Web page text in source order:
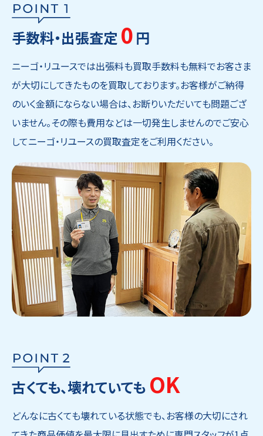
手数料・出張査定 0 円
ニーゴ・リユースでは出張料も買取手数料も無料でお客さま
が大切にしてきたものを買取しております。お客様がご納得
のいく金額にならない場合は、お断りいただいても問題ござ
いません。その際も費用などは一切発生しませんのでご安心
してニーゴ・リユースの買取査定をご利用ください。
古くても、壊れていても OK
どんなに古くても壊れている状態でも、お客様の大切にされ